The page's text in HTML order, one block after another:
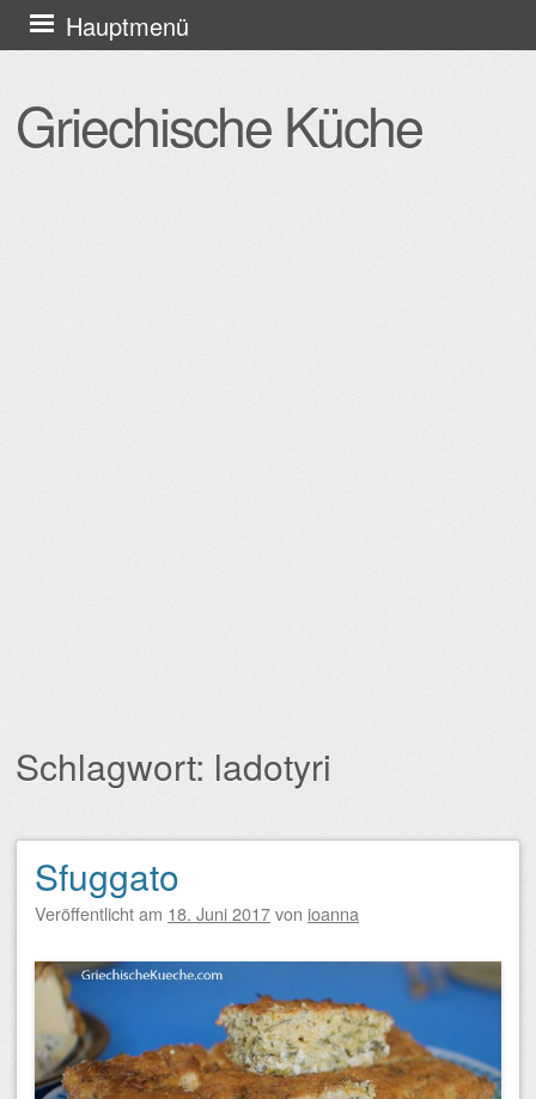
Griechische Küche
Hauptmenü
Zum
Inhalt
Schlagwort: ladotyri
Beitragsnavigation
Sfuggato
Veröffentlicht am 18. Juni 2017von ioanna